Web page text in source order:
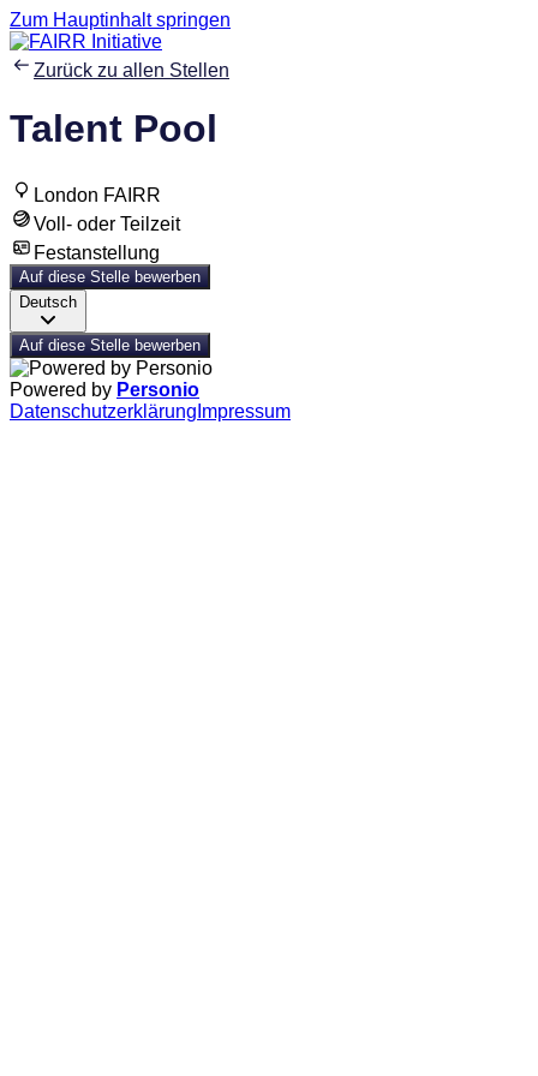
Zum Hauptinhalt springen
Zurück zu allen Stellen
Talent Pool
London FAIRR
Voll- oder Teilzeit
Festanstellung
Auf diese Stelle bewerben
Deutsch
Auf diese Stelle bewerben
Powered by Personio
Datenschutzerklärung Impressum